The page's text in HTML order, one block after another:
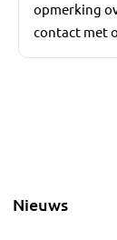
opmerking
contact met
Nieuws